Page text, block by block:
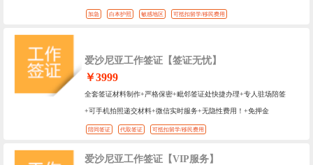
加急 白本护照 敏感地区 可抵扣留学/移民费用
爱沙尼亚工作签证【签证无忧】
￥3999
全套签证材料制作+严格保密+毗邻签证处快捷办理+专人驻场陪签
+可手机拍照递交材料+微信实时服务+无隐性费用！+免押金
陪同签证 代取签证 可抵扣留学/移民费用
爱沙尼亚工作签证【VIP服务】